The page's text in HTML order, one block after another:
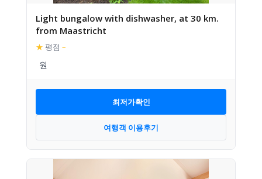
Light bungalow with dishwasher, at 30 km.
from Maastricht
★ 평점 –
최저가확인
여행객 이용후기